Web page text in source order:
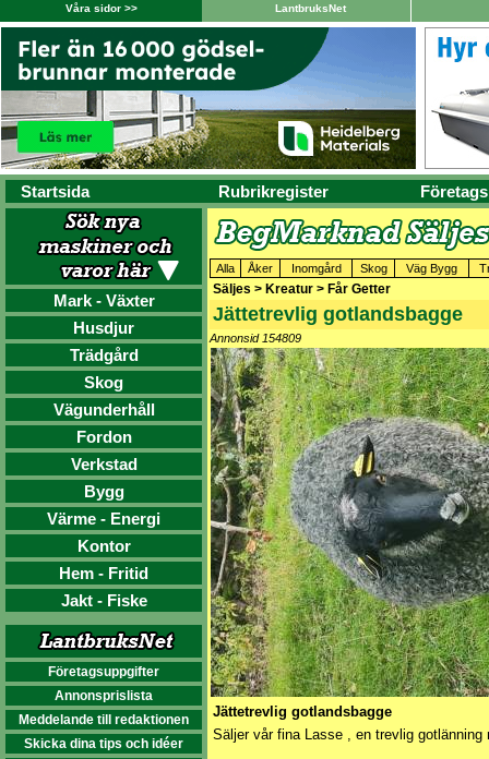
Våra sidor >> LantbruksNet
Startsida Rubrikregister
Mark - Växter
Husdjur
Trädgård
Skog
Vägunderhåll
Fordon
Verkstad
Bygg
Värme - Energi
Kontor
Hem - Fritid
Jakt - Fiske
Företagsuppgifter
Annonsprislista
Meddelande till redaktionen
Skicka dina tips och idéer
Alla Åker Inomgård Skog Väg Bygg
Säljes > Kreatur > Får Getter
Jättetrevlig gotlandsbagge
Annonsid 154809
Jättetrevlig gotlandsbagge
Säljer vår fina Lasse , en trevlig